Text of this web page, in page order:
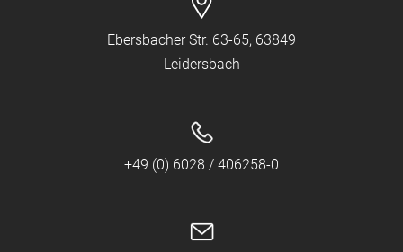
Ebersbacher Str. 63-65, 63849
Leidersbach
+49 (0) 6028 / 406258-0